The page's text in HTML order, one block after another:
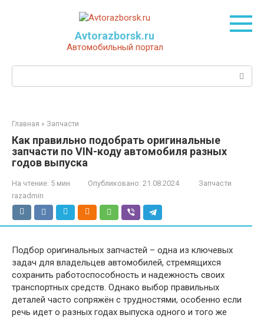
Avtorazborsk.ru
Автомобильный портал
Главная » Запчасти
Как правильно подобрать оригинальные
запчасти по VIN-коду автомобиля разных
годов выпуска
На чтение: 5 мин Опубликовано: 21.08.2024
Запчасти
razadmin
Подбор оригинальных запчастей – одна из ключевых
задач для владельцев автомобилей, стремящихся
сохранить работоспособность и надежность своих
транспортных средств. Однако выбор правильных
деталей часто сопряжён с трудностями, особенно если
речь идет о разных годах выпуска одного и того же